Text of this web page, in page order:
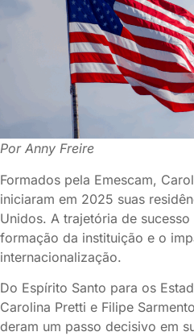
Por Anny Freire
Formados pela Emescam,
iniciaram em 2025 suas
Unidos. A trajetória de
formação da instituição e o
internacionalização.
Do Espírito Santo para os
Carolina Pretti e Filipe
deram um passo decisivo em